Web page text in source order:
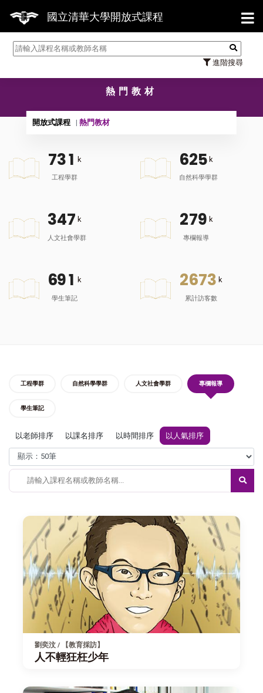
國立清華大學開放式課程
進階搜尋
【7/
熱門教材
開放式課程 熱門教材
731 k
工程學群
625 k
自然科學學群
347 k
人文社會學群
279 k
專欄報導
691 k
學生筆記
2673 k
累計訪客數
工程學群 自然科學學群 人文社會學群 專欄報導
學生筆記
以老師排序 以課名排序 以時間排序 以人氣排序
劉奕汶 / 【教育採訪】
人不輕狂枉少年